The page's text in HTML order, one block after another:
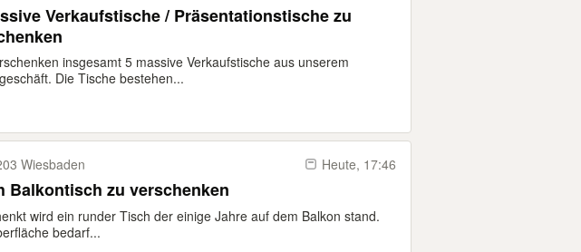
Verkaufstische / Präsentationstische zu
insgesamt 5 massive Verkaufstische aus unserem
Die Tische bestehen...
Wiesbaden Heute, 17:46
Balkontisch zu verschenken
wird ein runder Tisch der einige Jahre auf dem Balkon stand.
bedarf...